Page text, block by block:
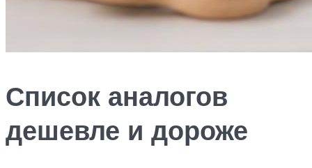
Список аналогов
дешевле и дороже